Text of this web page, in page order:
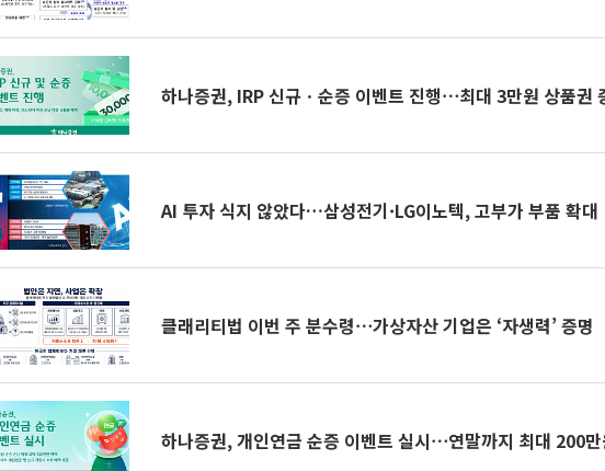
하나증권, IRP 신규ㆍ순증 이벤트 진행⋯최대 3만원 상품권
AI 투자 식지 않았다…삼성전기·LG이노텍, 고부가 부품 확대
클래리티법 이번 주 분수령⋯가상자산 기업은 ‘자생력’ 증명
하나증권, 개인연금 순증 이벤트 실시⋯연말까지 최대 200